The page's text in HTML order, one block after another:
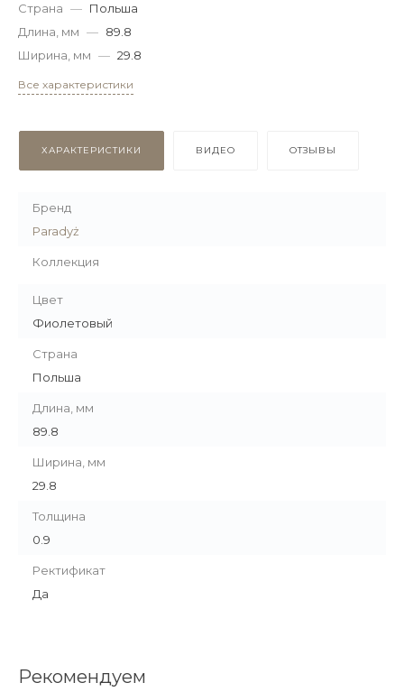
Страна — Польша
Длина, мм — 89.8
Ширина, мм — 29.8
Все характеристики
ХАРАКТЕРИСТИКИ ВИДЕО ОТЗЫВЫ
Бренд
Paradyż
Коллекция
Цвет
Фиолетовый
Страна
Польша
Длина, мм
89.8
Ширина, мм
29.8
Толщина
0.9
Ректификат
Да
Рекомендуем